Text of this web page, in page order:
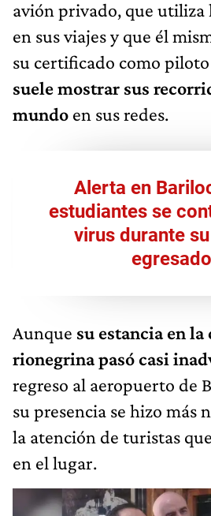
avión privado, que
en sus viajes y que él
su certificado como piloto
suele mostrar sus
mundo en sus redes.
Alerta en
estudiantes se
virus durante
Aunque su estancia en la
rionegrina pasó casi
regreso al aeropuerto de
su presencia se hizo más
la atención de turistas
en el lugar.